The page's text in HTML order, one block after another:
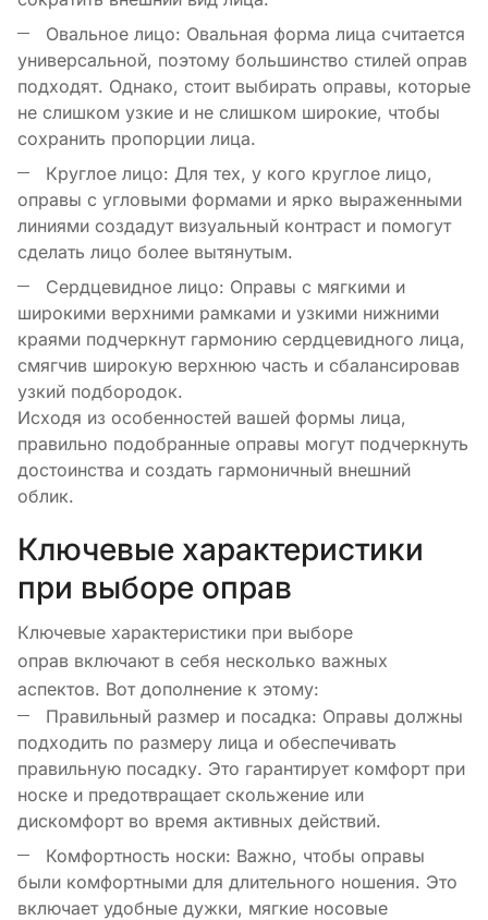
Овальное лицо: Овальная форма лица считается
универсальной, поэтому большинство стилей оправ
подходят. Однако, стоит выбирать оправы, которые
не слишком узкие и не слишком широкие, чтобы
сохранить пропорции лица.
Круглое лицо: Для тех, у кого круглое лицо,
оправы с угловыми формами и ярко выраженными
линиями создадут визуальный контраст и помогут
сделать лицо более вытянутым.
Сердцевидное лицо: Оправы с мягкими и
широкими верхними рамками и узкими нижними
краями подчеркнут гармонию сердцевидного лица,
смягчив широкую верхнюю часть и сбалансировав
узкий подбородок.
Исходя из особенностей вашей формы лица,
правильно подобранные оправы могут подчеркнуть
достоинства и создать гармоничный внешний
облик.
Ключевые характеристики
при выборе оправ
Ключевые характеристики при выборе
оправ включают в себя несколько важных
аспектов. Вот дополнение к этому:
Правильный размер и посадка: Оправы должны
подходить по размеру лица и обеспечивать
правильную посадку. Это гарантирует комфорт при
носке и предотвращает скольжение или
дискомфорт во время активных действий.
Комфортность носки: Важно, чтобы оправы
были комфортными для длительного ношения. Это
включает удобные дужки, мягкие носовые